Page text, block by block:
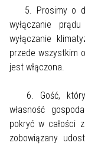
5. Prosimy o
wyłączanie
wyłączanie
przede wszystkim
jest włączona.
6. Gość,
własność
pokryć w całości
zobowiązany